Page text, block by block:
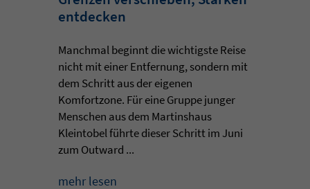
entdecken
Manchmal beginnt die wichtigste Reise
nicht mit einer Entfernung, sondern mit
dem Schritt aus der eigenen
Komfortzone. Für eine Gruppe junger
Menschen aus dem Martinshaus
Kleintobel führte dieser Schritt im Juni
zum Outward ...
mehr lesen